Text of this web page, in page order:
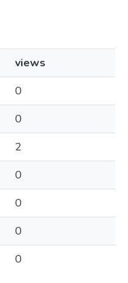
views
0
0
2
0
0
0
0